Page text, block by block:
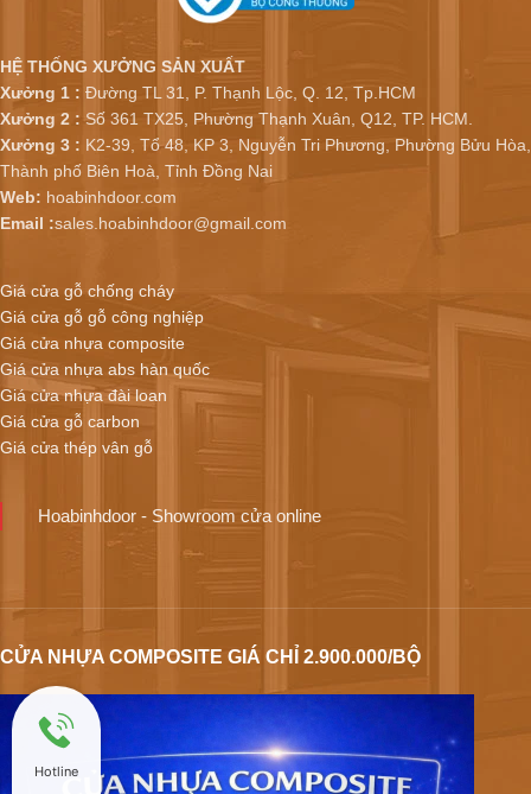
HỆ THỐNG XƯỞNG SẢN XUẤT
Xưởng 1 : Đường TL 31, P. Thạnh Lộc, Q. 12, Tp.HCM
Xưởng 2 : Số 361 TX25, Phường Thạnh Xuân, Q12, TP. HCM.
Xưởng 3 : K2-39, Tổ 48, KP 3, Nguyễn Tri Phương, Phường Bửu Hòa,
Thành phố Biên Hoà, Tỉnh Đồng Nai
Web: hoabinhdoor.com
Email :sales.hoabinhdoor@gmail.com
Giá cửa gỗ chống cháy
Giá cửa gỗ gỗ công nghiệp
Giá cửa nhựa composite
Giá cửa nhựa abs hàn quốc
Giá cửa nhựa đài loan
Giá cửa gỗ carbon
Giá cửa thép vân gỗ
Hoabinhdoor - Showroom cửa online
CỬA NHỰA COMPOSITE GIÁ CHỈ 2.900.000/BỘ
Hotline